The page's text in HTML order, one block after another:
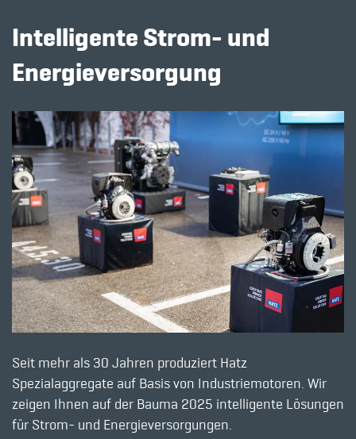
Intelligente Strom- und
Energieversorgung
Seit mehr als 30 Jahren produziert Hatz
Spezialaggregate auf Basis von Industriemotoren. Wir
zeigen Ihnen auf der Bauma 2025 intelligente Lösungen
für Strom- und Energieversorgungen.